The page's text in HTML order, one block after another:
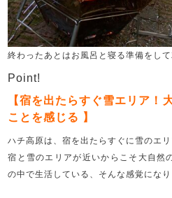
終わったあとはお風呂と寝る準備をして
Point!
【宿を出たらすぐ雪エリア！
ことを感じる 】
ハチ高原は、宿を出たらすぐに雪のエリ
宿と雪のエリアが近いからこそ大自然
の中で生活している、そんな感覚になり